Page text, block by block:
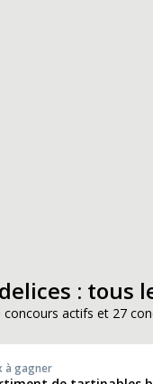
: tous
concours actifs et 27
à gagner